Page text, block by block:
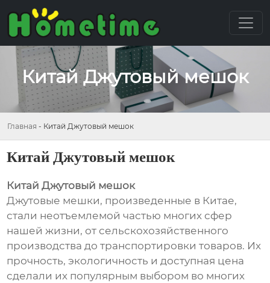
Китай Джутовый мешок
Главная - Китай Джутовый мешок
Китай Джутовый мешок
Китай Джутовый мешок
Джутовые мешки, произведенные в Китае,
стали неотъемлемой частью многих сфер
нашей жизни, от сельскохозяйственного
производства до транспортировки товаров. Их
прочность, экологичность и доступная цена
сделали их популярным выбором во многих